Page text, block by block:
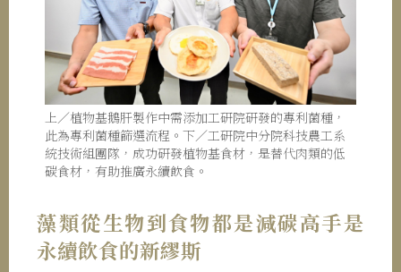
上／植物基鵝肝製作中需添加工研院研發的專利菌種，
此為專利菌種篩選流程。下／工研院中分院科技農工系
統技術組團隊，成功研發植物基食材，是替代肉類的低
碳食材，有助推廣永續飲食。
藻類從生物到食物都是減碳高手是
永續飲食的新繆斯